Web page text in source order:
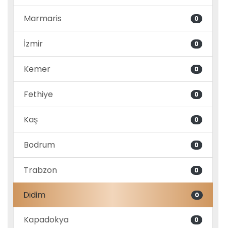
Marmaris 0
İzmir 0
Kemer 0
Fethiye 0
Kaş 0
Bodrum 0
Trabzon 0
Didim 0
Kapadokya 0